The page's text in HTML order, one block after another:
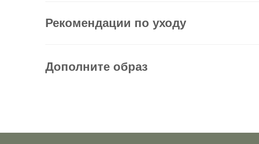
Рекомендации по уходу
Дополните образ